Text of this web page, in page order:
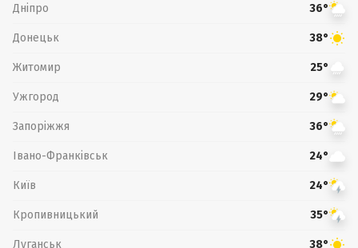
Дніпро 36°
Донецьк 38°
Житомир 25°
Ужгород 29°
Запоріжжя 36°
Івано-Франківськ 24°
Київ 24°
Кропивницький 35°
Луганськ 38°